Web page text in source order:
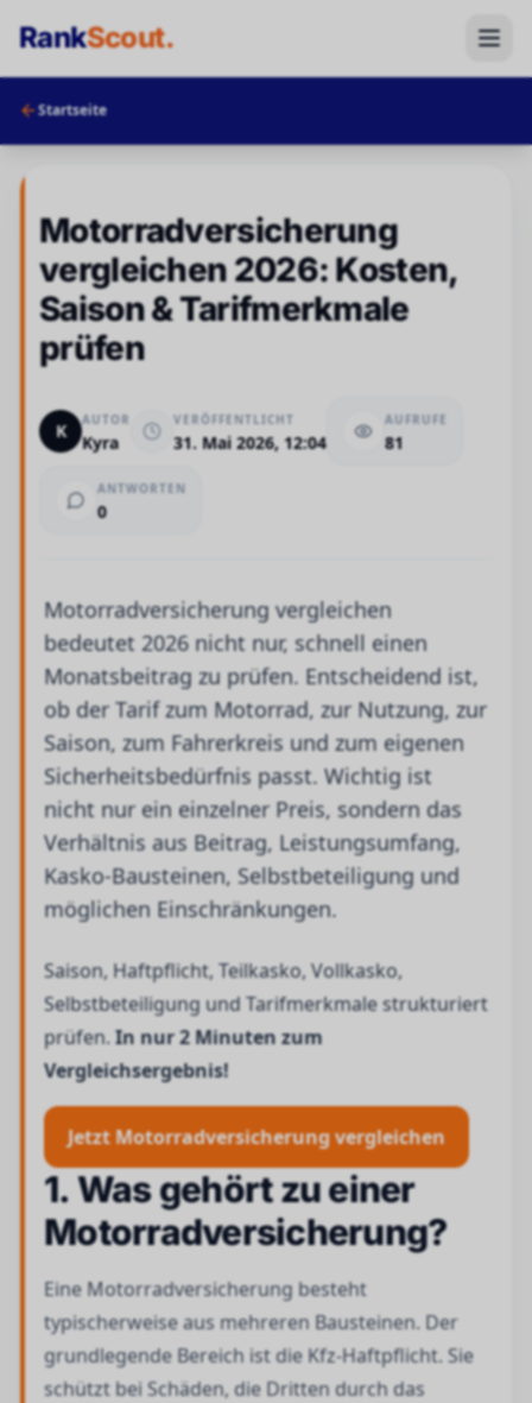
RankScout.
Startseite
Motorradversicherung
vergleichen 2026: Kosten,
Saison & Tarifmerkmale
prüfen
K AUTOR
Kyra
VERÖFFENTLICHT
31. Mai 2026, 12:04
AUFRUFE
81
ANTWORTEN
0
Motorradversicherung vergleichen
bedeutet 2026 nicht nur, schnell einen
Monatsbeitrag zu prüfen. Entscheidend ist,
ob der Tarif zum Motorrad, zur Nutzung, zur
Saison, zum Fahrerkreis und zum eigenen
Sicherheitsbedürfnis passt. Wichtig ist
nicht nur ein einzelner Preis, sondern das
Verhältnis aus Beitrag, Leistungsumfang,
Kasko-Bausteinen, Selbstbeteiligung und
möglichen Einschränkungen.
Saison, Haftpflicht, Teilkasko, Vollkasko,
Selbstbeteiligung und Tarifmerkmale strukturiert
prüfen.In nur 2 Minuten zum
Vergleichsergebnis!
Jetzt Motorradversicherung vergleichen
1. Was gehört zu einer
Motorradversicherung?
Eine Motorradversicherung besteht
typischerweise aus mehreren Bausteinen. Der
grundlegende Bereich ist die Kfz-Haftpflicht. Sie
schützt bei Schäden, die Dritten durch das